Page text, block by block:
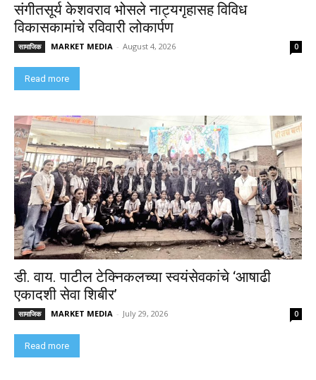
संगीतसूर्य केशवराव भोसले नाट्यगृहासह विविध
विकासकामांचे रविवारी लोकार्पण
सामाजिक MARKET MEDIA - August 4, 2026 0
Read more
डी. वाय. पाटील टेक्निकलच्या स्वयंसेवकांचे ‘आषाढी
एकादशी सेवा शिबीर’
सामाजिक MARKET MEDIA - July 29, 2026 0
Read more